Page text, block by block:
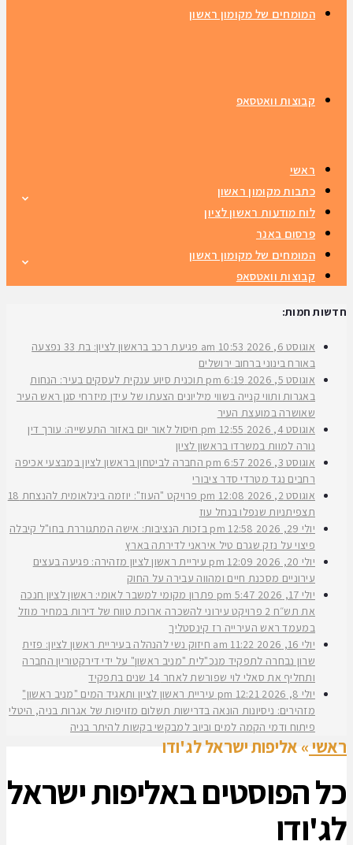
המומחים של מקומון ראשון
קבוצות וואטסאפ
ראשי
כתבות מקומון ראשון
לוח מודעות ראשון לציון
פרסום באנר
המומחים של מקומון ראשון
קבוצות וואטסאפ
חדשות חמות:
אוגוסט 6, 2026 10:53 am
פגיעת רכב בראשון לציון: בת 33 נפצעה
באורח בינוני ברחוב ירושלים
אוגוסט 5, 2026
6:19 pm
תוכנית סיוע ענקית לעסקים בעיר: הנחות
באגרות ותווי קנייה בשווי מיליונים הצעתו של עידן מיזרחי סגן ראש העיר
שאושרה במועצת העיר
אוגוסט 4, 2026
12:55 pm
חיסול לאור יום באזור התעשייה: עורך דין
נורה למוות במשרדו בראשון לציון
אוגוסט 3, 2026
6:57 pm
החברה לביטחון בראשון לציון במבצעי אכיפה
רחבים נגד מטרדי סדר ציבורי
אוגוסט 2, 2026
12:08 pm
פרויקט "העוז": יוזמה בינלאומית להנצחת 18
תצפיתניות שנפלו בנחל עוז
יולי 29, 2026
12:58 pm
בזכות הנציבות: אישה המתגוררת בחו"ל קיבלה
פיצוי על נזק שגרם טיל איראני לדירתה בארץ
יולי 20, 2026
12:09 pm
עיריית ראשון לציון מזהירה: פגיעה בעצים
עירוניים מסכנת חיים ומהווה עבירה על החוק
יולי 17, 2026
5:47 pm
פתרון מקומי למשבר לאומי: ראשון לציון חנכה
את תש״ח 2 פרויקט עירוני להשכרה ארוכת טווח של דירות במחיר מוזל
במעמד ראש העירייה רז קינסטליך
יולי 16, 2026
11:22 am
חיזוק נשי להנהלה בעיריית ראשון לציון: פזית
שרון נבחרה לתפקיד מנכ"לית "מניב ראשון" על ידי דירקטוריון החברה
ותחליף את סאלי לוי שפורשת לאחר 14 שנים בתפקיד
יולי 8, 2026
12:21 pm
עיריית ראשון לציון ותאגיד המים "מניב ראשון"
מזהירים: ניסיונות הונאה בדרישות תשלום מזויפות של אגרות בניה, היטלי
פיתוח ודמי הקמה למים וביוב למבקשי בקשות להיתר בניה
ראשי» אליפות ישראל לג'ודו
כל הפוסטים באליפות ישראל
לג'ודו